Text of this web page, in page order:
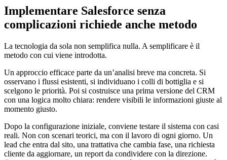
Implementare Salesforce senza
complicazioni richiede anche metodo
La tecnologia da sola non semplifica nulla. A semplificare è il
metodo con cui viene introdotta.
Un approccio efficace parte da un’analisi breve ma concreta. Si
osservano i flussi esistenti, si individuano i colli di bottiglia e si
scelgono le priorità. Poi si costruisce una prima versione del CRM
con una logica molto chiara: rendere visibili le informazioni giuste al
momento giusto.
Dopo la configurazione iniziale, conviene testare il sistema con casi
reali. Non con scenari teorici, ma con il lavoro di ogni giorno. Un
lead che entra dal sito, una trattativa che cambia fase, una richiesta
cliente da aggiornare, un report da condividere con la direzione.